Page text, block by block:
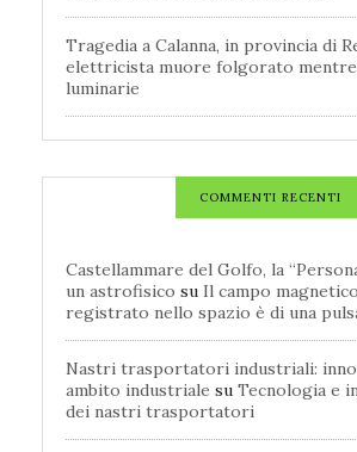
Tragedia a Calanna, in provincia di
elettricista muore folgorato
luminarie
COMMENTI RECENTI
Castellammare del Golfo, la
un astrofisico su Il campo
registrato nello spazio è di una
Nastri trasportatori industriali:
ambito industriale su Tecnologia e
dei nastri trasportatori